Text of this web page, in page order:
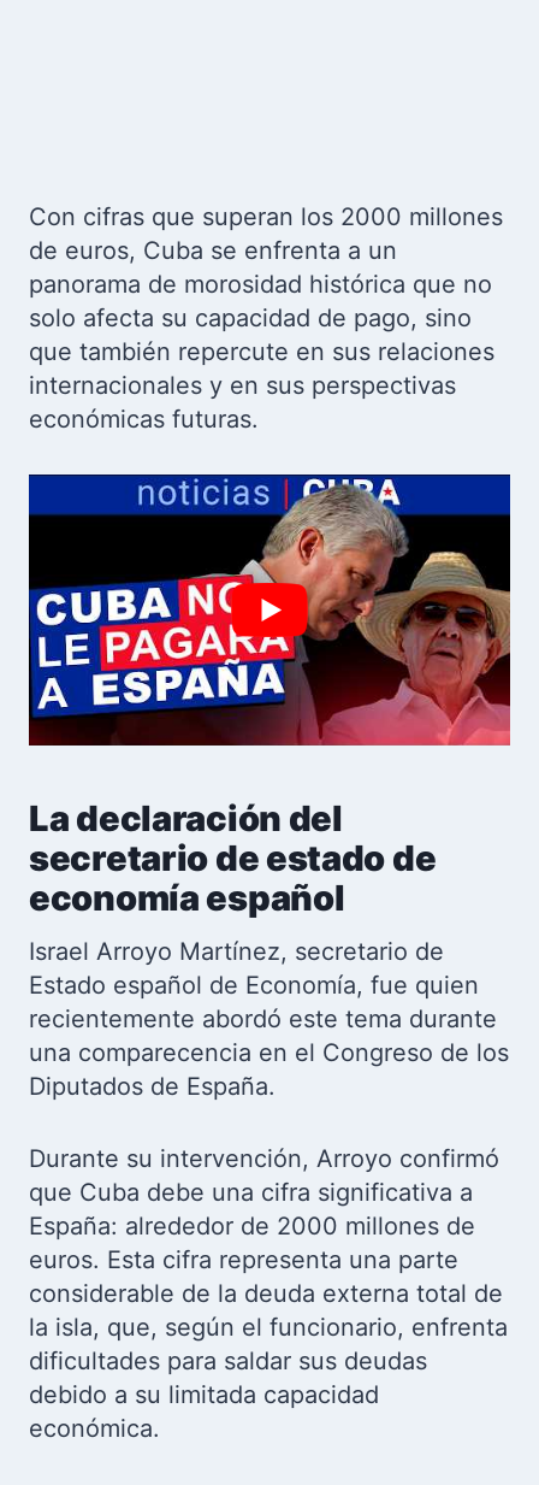
Con cifras que superan los 2000 millones
de euros, Cuba se enfrenta a un
panorama de morosidad histórica que no
solo afecta su capacidad de pago, sino
que también repercute en sus relaciones
internacionales y en sus perspectivas
económicas futuras.
La declaración del
secretario de estado de
economía español
Israel Arroyo Martínez, secretario de
Estado español de Economía, fue quien
recientemente abordó este tema durante
una comparecencia en el Congreso de los
Diputados de España.
Durante su intervención, Arroyo confirmó
que Cuba debe una cifra significativa a
España: alrededor de 2000 millones de
euros. Esta cifra representa una parte
considerable de la deuda externa total de
la isla, que, según el funcionario, enfrenta
dificultades para saldar sus deudas
debido a su limitada capacidad
económica.